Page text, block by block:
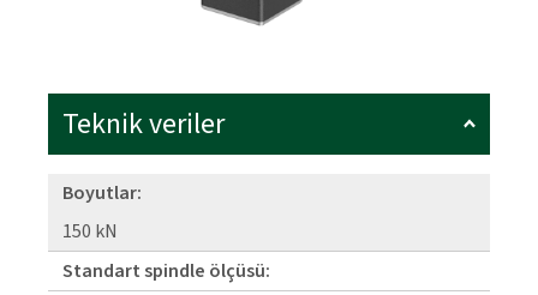
Teknik veriler
Boyutlar:
150 kN
Standart spindle ölçüsü: